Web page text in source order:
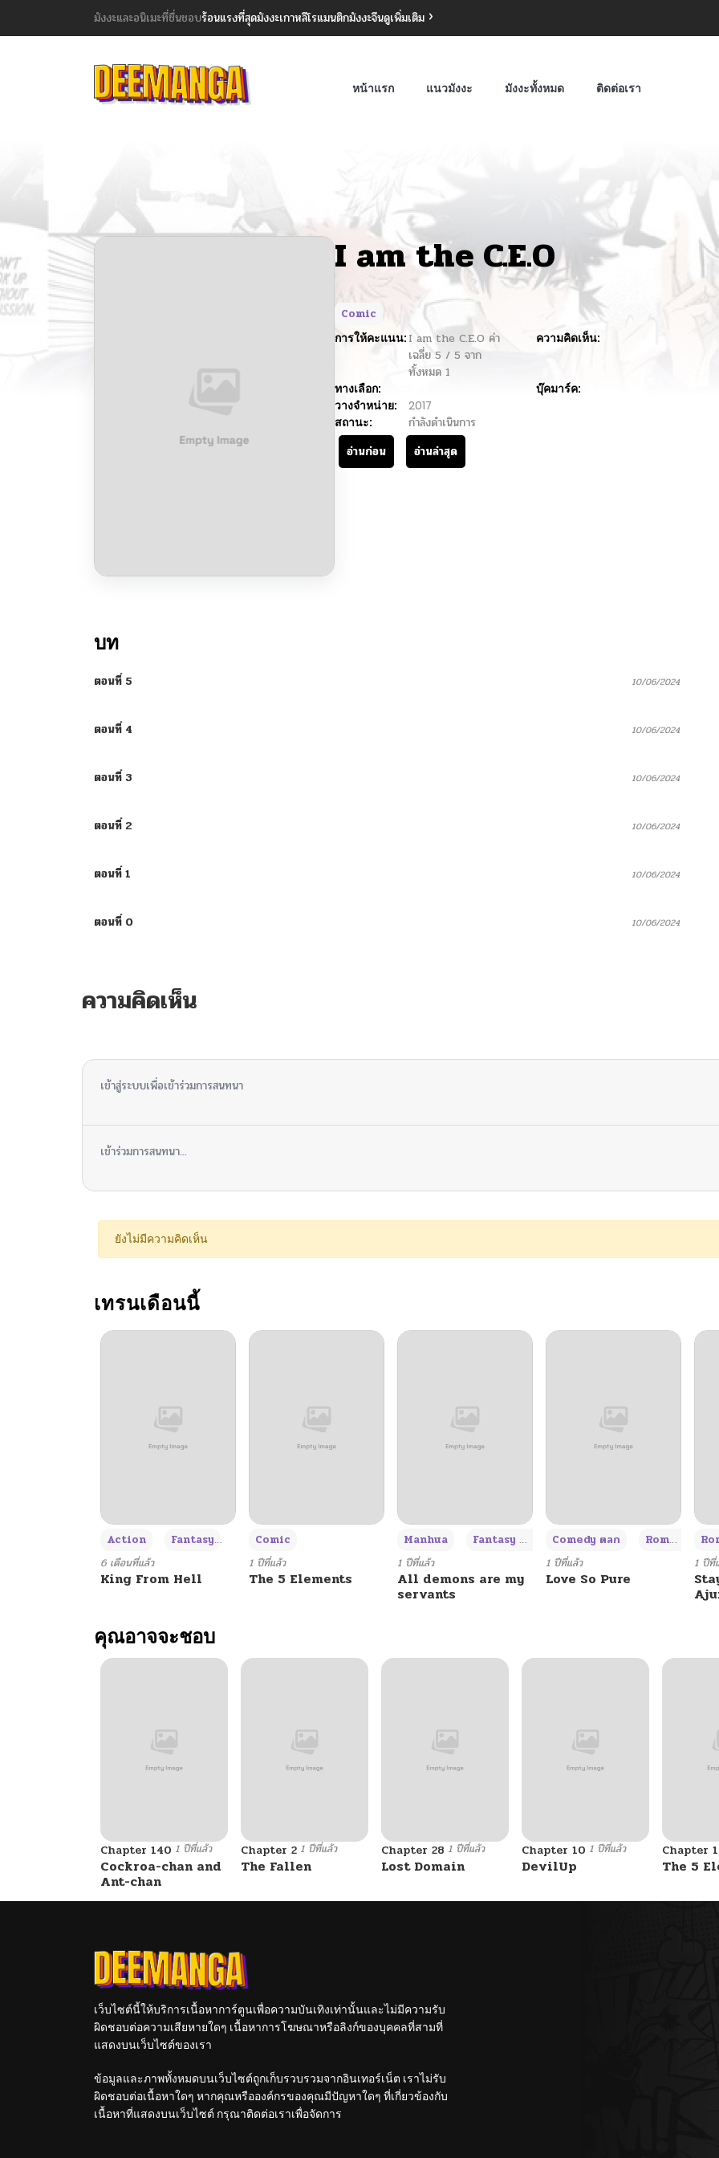
มังงะและอนิเมะที่ชื่นชอบร้อนแรงที่สุดมังงะเกาหลีโรแมนติกมังงะจีนดูเพิ่มเติม
หน้าแรก แนวมังงะ มังงะทั้งหมด ติดต่อเรา
I am the C.E.O
Comic
การให้คะแนน: I am the C.E.O ค่า
เฉลี่ย 5 / 5 จาก
ทั้งหมด 1
ความคิดเห็น:
ทางเลือก:
บุ๊คมาร์ค:
วางจำหน่าย:
2017
สถานะ:
กำลังดำเนินการ
อ่านก่อน
อ่านล่าสุด
บท
ตอนที่ 5 10/06/2024
ตอนที่ 4 10/06/2024
ตอนที่ 3 10/06/2024
ตอนที่ 2 10/06/2024
ตอนที่ 1 10/06/2024
ตอนที่ 0 10/06/2024
ความคิดเห็น
เข้าสู่ระบบเพื่อเข้าร่วมการสนทนา
เข้าร่วมการสนทนา...
ยังไม่มีความคิดเห็น
เทรนเดือนนี้
Action Fantasy
6 เดือนที่แล้ว
King From Hell
Comic
1 ปีที่แล้ว
The 5 Elements
Manhua Fantasy แฟนตาซี +3
1 ปีที่แล้ว
All demons are my
servants
Comedy ตลก Romance โรแมนซ์
1 ปีที่แล้ว
Love So Pure
1 ปีที่
คุณอาจจะชอบ
Chapter 140 1 ปีที่แล้ว
Cockroa-chan and
Ant-chan
Chapter 2 1 ปีที่แล้ว
The Fallen
Chapter 28 1 ปีที่แล้ว
Lost Domain
Chapter 10 1 ปีที่แล้ว
DevilUp
Chapter 1
The 5
เว็บไซต์นี้ให้บริการเนื้อหาการ์ตูนเพื่อความบันเทิงเท่านั้นและไม่มีความรับ
ผิดชอบต่อความเสียหายใดๆ เนื้อหาการโฆษณาหรือลิงก์ของบุคคลที่สามที่
แสดงบนเว็บไซต์ของเรา
ข้อมูลและภาพทั้งหมดบนเว็บไซต์ถูกเก็บรวบรวมจากอินเทอร์เน็ต เราไม่รับ
ผิดชอบต่อเนื้อหาใดๆ หากคุณหรือองค์กรของคุณมีปัญหาใดๆ ที่เกี่ยวข้องกับ
เนื้อหาที่แสดงบนเว็บไซต์ กรุณาติดต่อเราเพื่อจัดการ